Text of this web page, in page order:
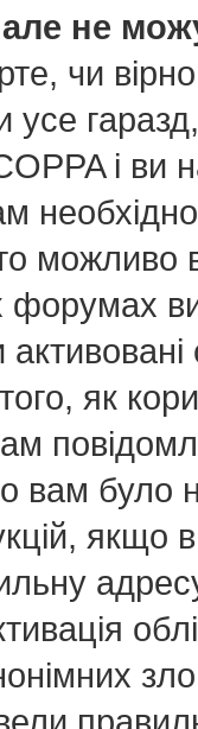
не
чи
і ви
можливо
форумах
як
вам